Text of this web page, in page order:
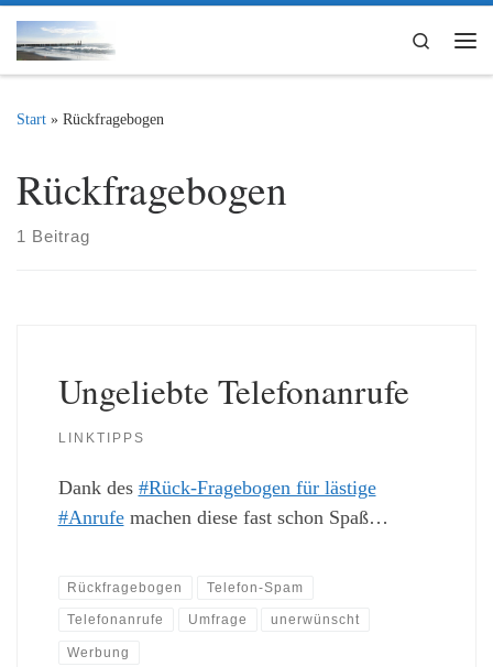
Zum Inhalt springen
Search
Start » Rückfragebogen
Rückfragebogen
1 Beitrag
Ungeliebte Telefonanrufe
LINKTIPPS
Dank des #Rück-Fragebogen für lästige
#Anrufemachen diese fast schon Spaß…
Rückfragebogen Telefon-Spam
Telefonanrufe Umfrage unerwünscht
Werbung